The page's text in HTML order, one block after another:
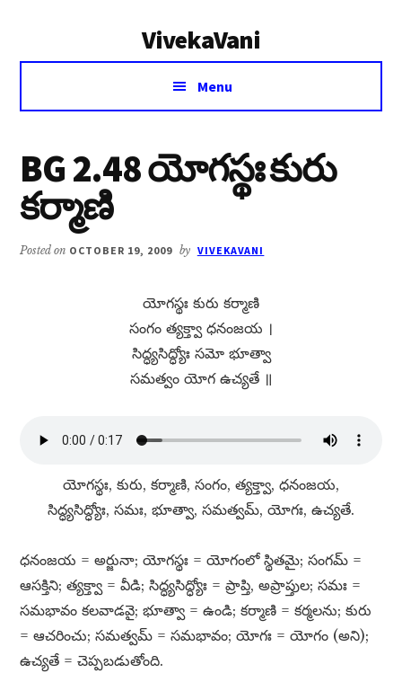
VivekaVani
Voice
Vivekananda
Menu
BG 2.48 యోగస్థః కురు
కర్మాణి
Posted on OCTOBER 19, 2009 by VIVEKAVANI
యోగస్థః కురు కర్మాణి
సంగం త్యక్త్వా ధనంజయ ।
సిద్ధ్యసిద్ధ్యోః సమో భూత్వా
సమత్వం యోగ ఉచ్యతే ॥
యోగస్థః, కురు, కర్మాణి, సంగం, త్యక్త్వా, ధనంజయ,
సిద్ధ్యసిద్ధ్యోః, సమః, భూత్వా, సమత్వమ్​, యోగః, ఉచ్యతే.
ధనంజయ = అర్జునా; యోగస్థః = యోగంలో స్థితమై; సంగమ్​ =
ఆసక్తిని; త్యక్త్వా = వీడి; సిద్ధ్యసిద్ధ్యోః = ప్రాప్తి, అప్రాప్తుల; సమః =
సమభావం కలవాడవై; భూత్వా = ఉండి; కర్మాణి = కర్మలను; కురు
= ఆచరించు; సమత్వమ్​ = సమభావం; యోగః = యోగం (అని);
ఉచ్యతే = చెప్పబడుతోంది.